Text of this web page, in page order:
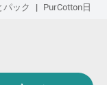
パック
PurCotton日